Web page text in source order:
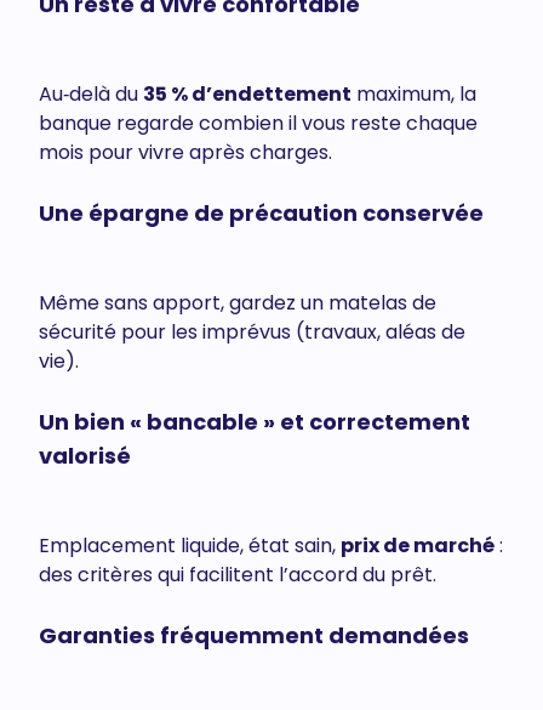
Au‑delà du 35 % d’endettement maximum, la
banque regarde combien il vous reste chaque
mois pour vivre après charges.
Une épargne de précaution conservée
Même sans apport, gardez un matelas de
sécurité pour les imprévus (travaux, aléas de
vie).
Un bien « bancable » et correctement
valorisé
Emplacement liquide, état sain, prix de marché:
des critères qui facilitent l’accord du prêt.
Garanties fréquemment demandées